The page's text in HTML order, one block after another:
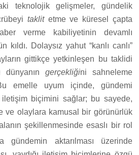
teknolojik gelişmeler, gündelik
taklitetme ve küresel çapta
verme kabiliyetinin devamlı
kıldı. Dolaysız yahut “kanlı canlı”
gittikçe yetkinleşen bu taklidi
gerçekliğini sahneleme
emelle uyum içinde, gündemi
biçimini sağlar; bu sayede,
ve olaylara kamusal bir görünürlük
şekillenmesinde esaslı bir rol
gündemin aktarılması üzerinde